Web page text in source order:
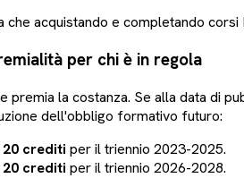
che acquistando e completando
per chi è in regola
premia la costanza. Se alla data di
dell'obbligo formativo futuro:
20 crediti per il triennio 2023-2025.
20 crediti per il triennio 2026-2028.